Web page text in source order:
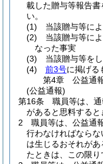
載した贈与等報告
い。
(1)
当該贈与等に
(2)
当該贈与等に
なった事実
(3)
当該贈与等を
(4)
前3号に掲げる
第4章
公益通
(公益通報)
第16条
職員等は、
があると思料すると
2
職員等は、公益通
行わなければならな
は生じるおそれが
たときは、この限り